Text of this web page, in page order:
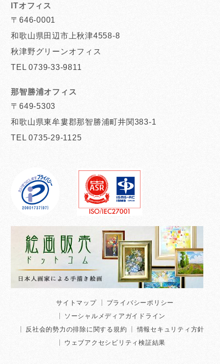
ITオフィス
〒646-0001
和歌山県田辺市上秋津4558-8
秋津野グリーンオフィス
TEL 0739-33-9811
那智勝浦オフィス
〒649-5303
和歌山県東牟婁郡那智勝浦町井関383-1
TEL 0735-29-1125
サイトマップ
プライバシーポリシー
ソーシャルメディアガイドライン
反社会的勢力の排除に関する規約
情報セキュリティ方針
ウェブアクセシビリティ検証結果